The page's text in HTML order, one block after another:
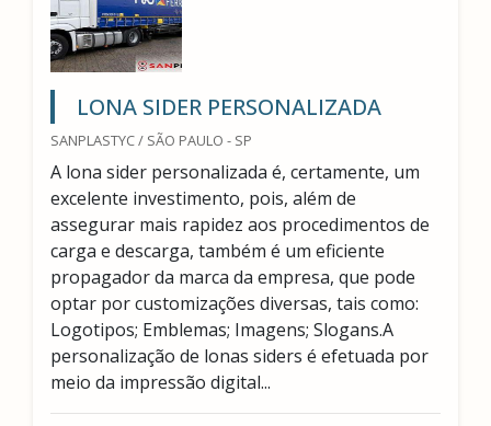
LONA SIDER PERSONALIZADA
SANPLASTYC / SÃO PAULO - SP
A lona sider personalizada é, certamente, um
excelente investimento, pois, além de
assegurar mais rapidez aos procedimentos de
carga e descarga, também é um eficiente
propagador da marca da empresa, que pode
optar por customizações diversas, tais como:
Logotipos; Emblemas; Imagens; Slogans.A
personalização de lonas siders é efetuada por
meio da impressão digital...